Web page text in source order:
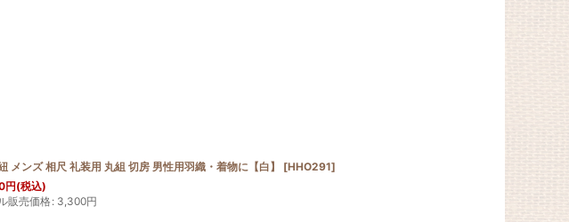
メンズ 相尺 礼装用 丸組 切房 男性用羽織・着物に【白】 [HHO291]
円(税込)
販売価格: 3,300円